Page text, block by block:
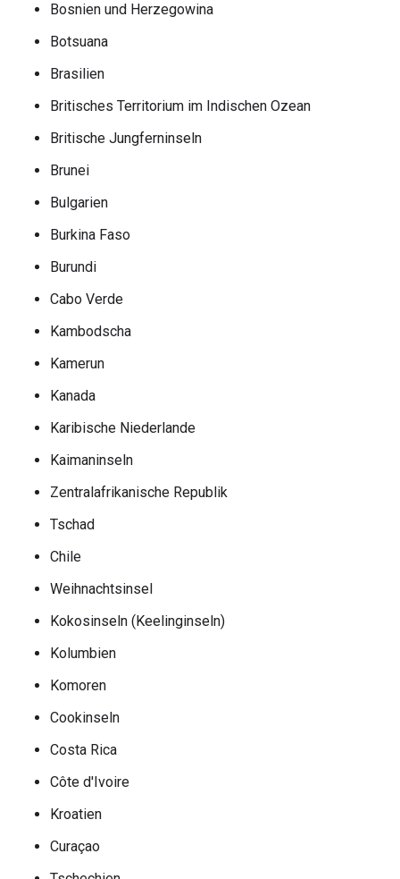
Bosnien und Herzegowina
Botsuana
Brasilien
Britisches Territorium im Indischen Ozean
Britische Jungferninseln
Brunei
Bulgarien
Burkina Faso
Burundi
Cabo Verde
Kambodscha
Kamerun
Kanada
Karibische Niederlande
Kaimaninseln
Zentralafrikanische Republik
Tschad
Chile
Weihnachtsinsel
Kokosinseln (Keelinginseln)
Kolumbien
Komoren
Cookinseln
Costa Rica
Côte d'Ivoire
Kroatien
Curaçao